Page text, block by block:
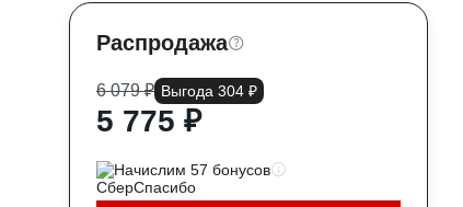
Распродажа
6 079 ₽ Выгода 304 ₽
5 775 ₽
Начислим 57 бонусов